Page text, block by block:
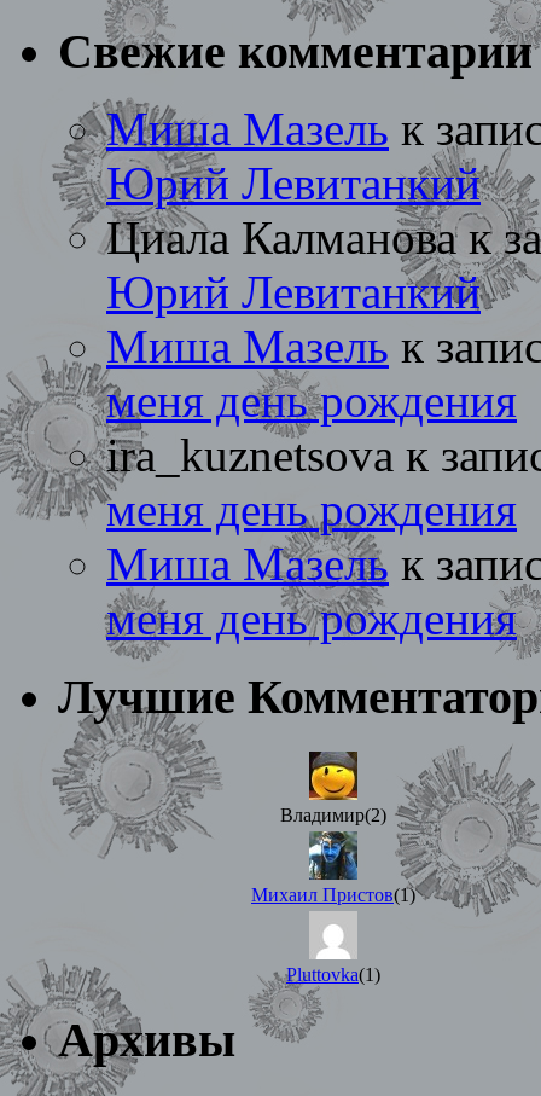
Свежие комментарии
Миша Мазель к
Юрий Левитанкий
Циала Калмановак
Юрий Левитанкий
Миша Мазель к
меня день рождения
ira_kuznetsova к
меня день рождения
Миша Мазель к
меня день рождения
Лучшие
Владимир(2)
Михаил Пристов(1)
Pluttovka(1)
Архивы